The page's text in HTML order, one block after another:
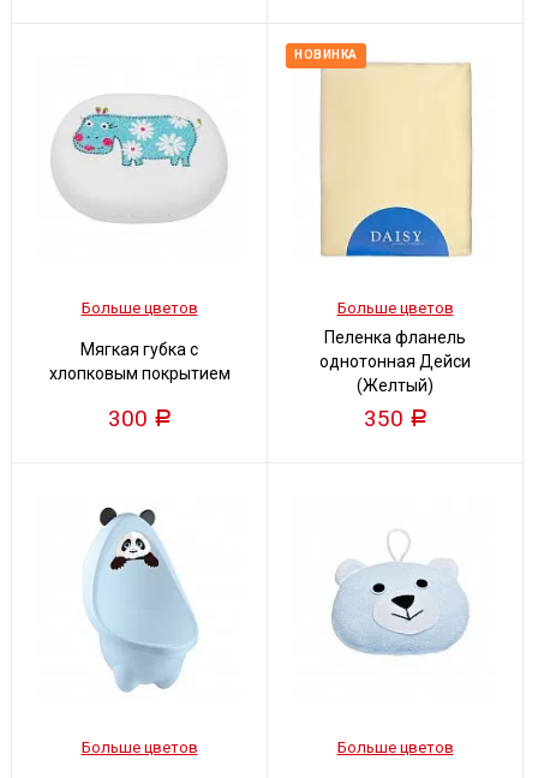
Больше цветов
Мягкая губка с
хлопковым покрытием
300 Р
НОВИНКА
Больше цветов
Пеленка фланель
однотонная Дейси
(Желтый)
350 Р
Больше цветов Больше цветов